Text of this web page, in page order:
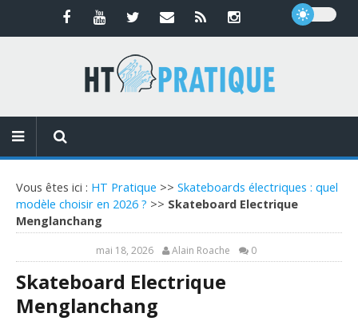
Vous êtes ici : HT Pratique >> Skateboards électriques : quel
modèle choisir en 2026 ? >> Skateboard Electrique
Menglanchang
mai 18, 2026 Alain Roache 0
Skateboard Electrique
Menglanchang